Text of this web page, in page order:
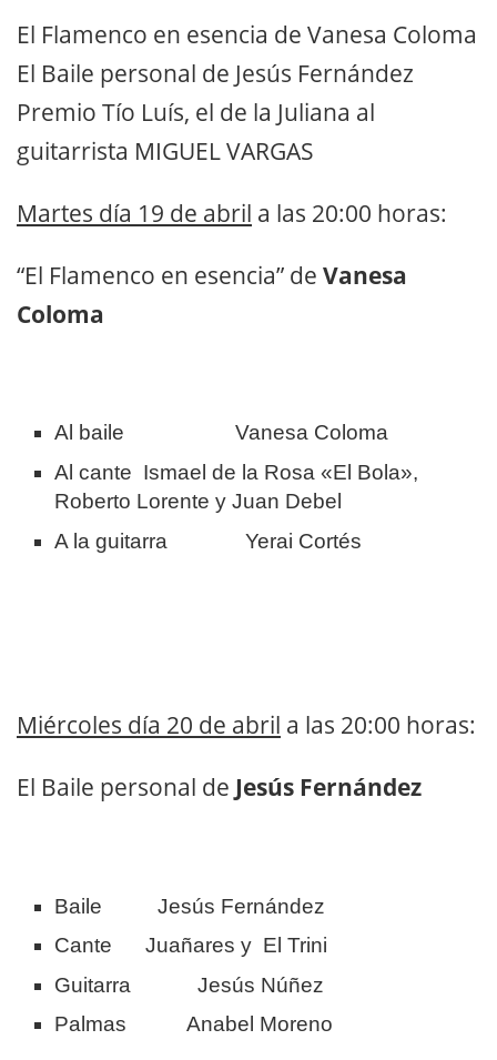
El Flamenco en esencia de Vanesa Coloma
El Baile personal de Jesús Fernández
Premio Tío Luís, el de la Juliana al
guitarrista MIGUEL VARGAS
Martes día 19 de abril a las 20:00 horas:
“El Flamenco en esencia” de Vanesa
Coloma
Al baile Vanesa Coloma
Al cante Ismael de la Rosa «El Bola»,
Roberto Lorente y Juan Debel
A la guitarra Yerai Cortés
Miércoles día 20 de abril a las 20:00 horas:
El Baile personal de Jesús Fernández
Baile Jesús Fernández
Cante Juañares y El Trini
Guitarra Jesús Núñez
Palmas Anabel Moreno